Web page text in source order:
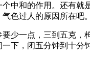
中和的作用。还有
色过人的原因所在吧
少一点，三到五克
下，闭五分钟到十